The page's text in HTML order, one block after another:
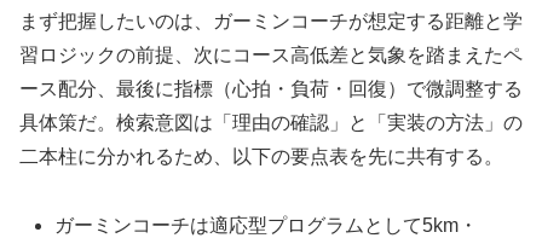
まず把握したいのは、ガーミンコーチが想定する距離と学
習ロジックの前提、次にコース高低差と気象を踏まえたペ
ース配分、最後に指標（心拍・負荷・回復）で微調整する
具体策だ。検索意図は「理由の確認」と「実装の方法」の
二本柱に分かれるため、以下の要点表を先に共有する。
ガーミンコーチは適応型プログラムとして5km・